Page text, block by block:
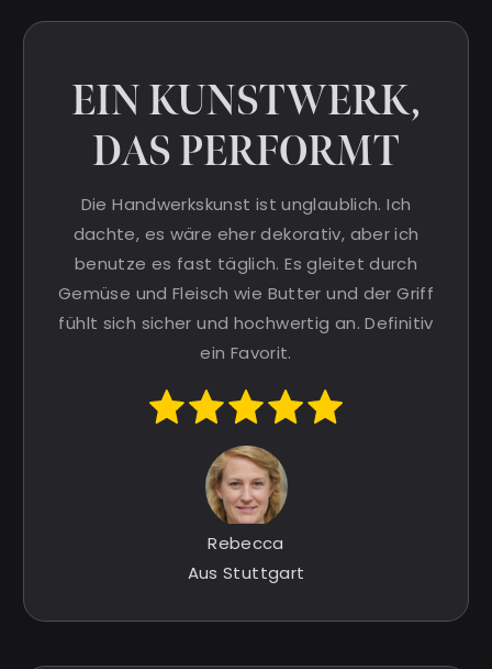
EIN KUNSTWERK,
DAS PERFORMT
Die Handwerkskunst ist unglaublich. Ich
dachte, es wäre eher dekorativ, aber ich
benutze es fast täglich. Es gleitet durch
Gemüse und Fleisch wie Butter und der Griff
fühlt sich sicher und hochwertig an. Definitiv
ein Favorit.
Rebecca
Aus Stuttgart